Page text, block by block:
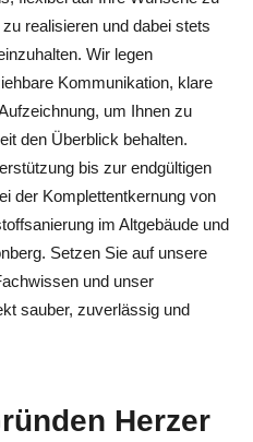
realisieren und dabei stets
Wir legen
Kommunikation, klare
um Ihnen zu
den Überblick behalten.
bis zur endgültigen
der Komplettentkernung von
im Altgebäude und
Setzen Sie auf unsere
und unser
sauber, zuverlässig und
Herzer